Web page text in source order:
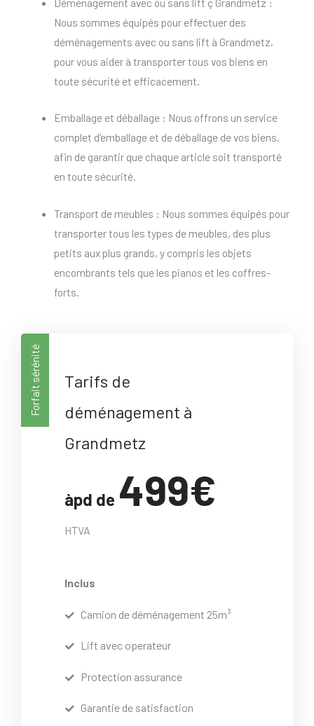
Nous sommes équipés pour effectuer des
déménagements avec ou sans lift à Grandmetz,
pour vous aider à transporter tous vos biens en
toute sécurité et efficacement.
Emballage et déballage : Nous offrons un service
complet d’emballage et de déballage de vos biens,
afin de garantir que chaque article soit transporté
en toute sécurité.
Transport de meubles : Nous sommes équipés pour
transporter tous les types de meubles, des plus
petits aux plus grands, y compris les objets
encombrants tels que les pianos et les coffres-
forts.
Forfait sérénité
Tarifs de
déménagement à
Grandmetz
àpd de 499€
HTVA
Inclus
Camion de déménagement 25m³
Lift avec operateur
Protection assurance
Garantie de satisfaction